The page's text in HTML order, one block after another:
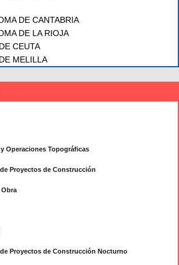
DE CANTABRIA
DE LA RIOJA
CEUTA
MELILLA
Operaciones Topográficas
Proyectos de Construcción
Obra
Proyectos de Construcción Nocturno